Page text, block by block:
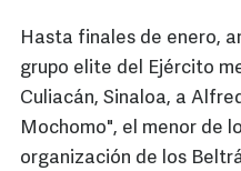
Hasta finales de enero,
grupo elite del Ejército
Culiacán, Sinaloa, a
Mochomo", el menor de
organización de los